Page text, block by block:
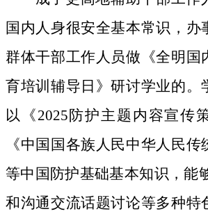
国内人身很安全基本常识，办
群体干部工作人员做《全明国
育培训辅导日》研讨学业的。
以《2025防护主题内容宣传
《中国国各族人民中华人民传
等中国防护基础基本知识，能
和沟通交流话题讨论等多种特